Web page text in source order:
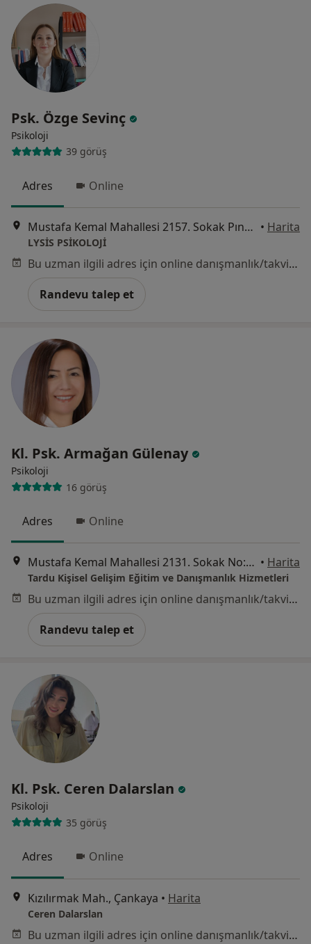
Psk. Özge Sevinç
Psikoloji
39 görüş
Adres Online
Mustafa Kemal Mahallesi 2157. Sokak Pınar İş Merkezi, Ankara • Harita
LYSİS PSİKOLOJİ
Bu uzman ilgili adres için online danışmanlık/takvim sunmuyor.
Randevu talep et
Kl. Psk. Armağan Gülenay
Psikoloji
16 görüş
Adres Online
Mustafa Kemal Mahallesi 2131. Sokak No:5/6 Poyraz Apartmanı, Çankaya • Harita
Tardu Kişisel Gelişim Eğitim ve Danışmanlık Hizmetleri
Bu uzman ilgili adres için online danışmanlık/takvim sunmuyor.
Randevu talep et
Kl. Psk. Ceren Dalarslan
Psikoloji
35 görüş
Adres Online
Kızılırmak Mah., Çankaya • Harita
Ceren Dalarslan
Bu uzman ilgili adres için online danışmanlık/takvim sunmuyor.